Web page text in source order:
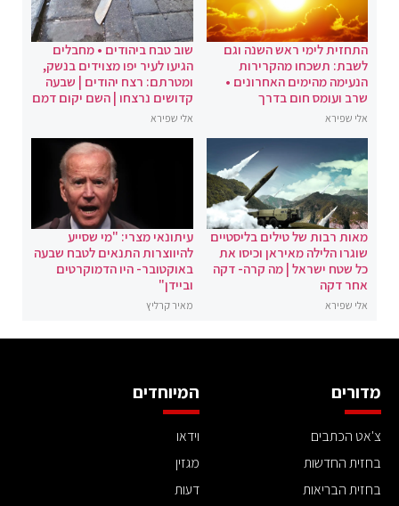
התחזית לימי ראש השנה וגם
לשבת: תשכחו מהקרירות
הנעימה מהימים האחרונים •
שרב ועומס חום בדרך
אלי שפירא
שוב טבח ביהודים • מחבלים
הגיעו לעיר יפו מצוידים בנשק,
ומטרתם: רצח יהודים | שבעה
קדושים נרצחו | השם יקום דמם
אלי שפירא
מאות רבות של טילים בליסטיים
שוגרו הלילה מאיראן וכיסו את
כל שטח ישראל | מה קרה- דקה
אחר דקה
אלי שפירא
עיתונאי מצרי: "מי שסייע
להיווצרות התנאים לטבח שבעה
באוקטובר- היו הדמוקרטים
וביידן"
מאיר קרליץ
מדורים
צ'אט הכתבים
בחזית החדשות
בחזית הבריאות
המיוחדים
וידאו
מגזין
דעות